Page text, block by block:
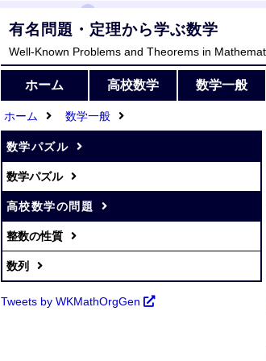
有名問題・定理から学ぶ数学
Well-Known Problems and Theorems in
ホーム 高校数学 数学一般
ホーム 数学一般
数学パズル
数学パズル
高校数学の問題
整数の性質
数列
Tweets by WKMathOrgGen